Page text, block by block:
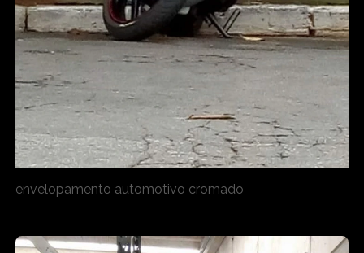
envelopamento automotivo cromado